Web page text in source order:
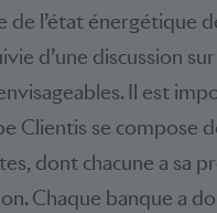
de l’état énergétique
d’une discussion
Il est
Clientis se compose
dont chacune a sa
Chaque banque a